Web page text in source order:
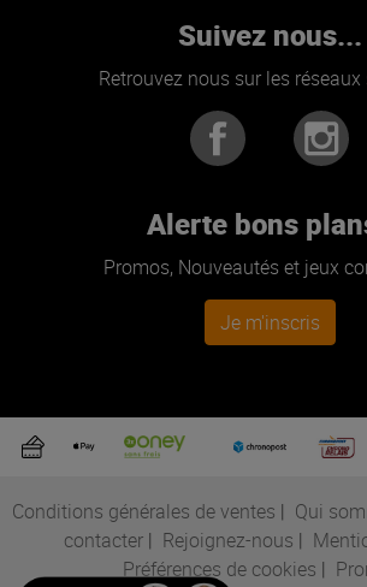
Suivez nous...
Retrouvez nous sur les réseaux
Alerte bons
Promos, Nouveautés et jeux
Je m'inscris
Conditions générales de ventes | Qui
contacter| Rejoignez-nous |
Préférences de cookies |